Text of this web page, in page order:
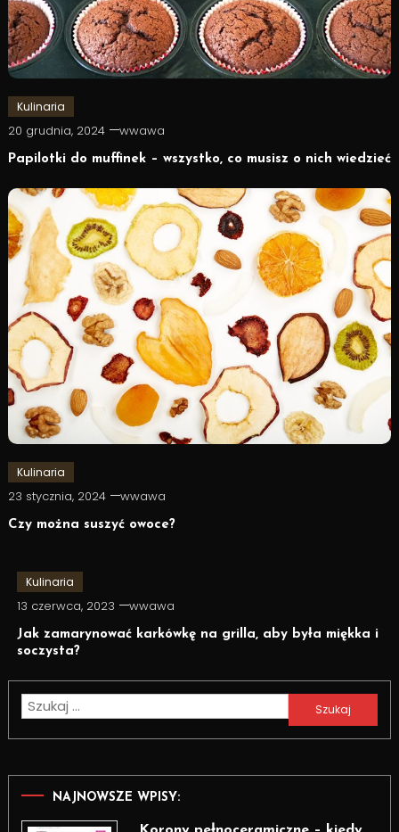
Kulinaria
20 grudnia, 2024 wwawa
Papilotki do muffinek – wszystko, co musisz o nich wiedzieć
Kulinaria
23 stycznia, 2024 wwawa
Czy można suszyć owoce?
Kulinaria
13 czerwca, 2023 wwawa
Jak zamarynować karkówkę na grilla, aby była miękka i
soczysta?
Szukaj:
NAJNOWSZE WPISY: